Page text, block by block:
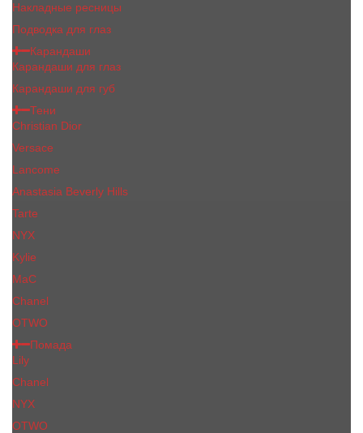
Накладные ресницы
Подводка для глаз
Карандаши
Карандаши для глаз
Карандаши для губ
Тени
Christian Dior
Versace
Lancome
Anastasia Beverly Hills
Tarte
NYX
Kylie
MaC
Сhanеl
OTWO
Помада
Lily
Chanel
NYX
OTWO